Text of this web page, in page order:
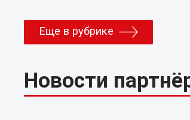
Еще в рубрике
Новости